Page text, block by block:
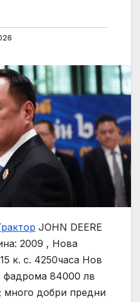
JOHN DEERE
2009 , Нова
к. с. 4250часа Нов
фадрома 84000 лв
много добри предни